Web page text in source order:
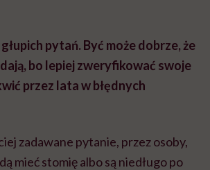
pytań. Być może dobrze, że
bo lepiej zweryfikować swoje
przez lata w błędnych
zadawane pytanie, przez osoby,
mieć stomię albo są niedługo po